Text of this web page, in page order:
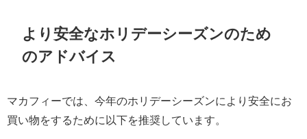
より安全なホリデーシーズンのため
のアドバイス
マカフィーでは、今年のホリデーシーズンにより安全にお
買い物をするために以下を推奨しています。